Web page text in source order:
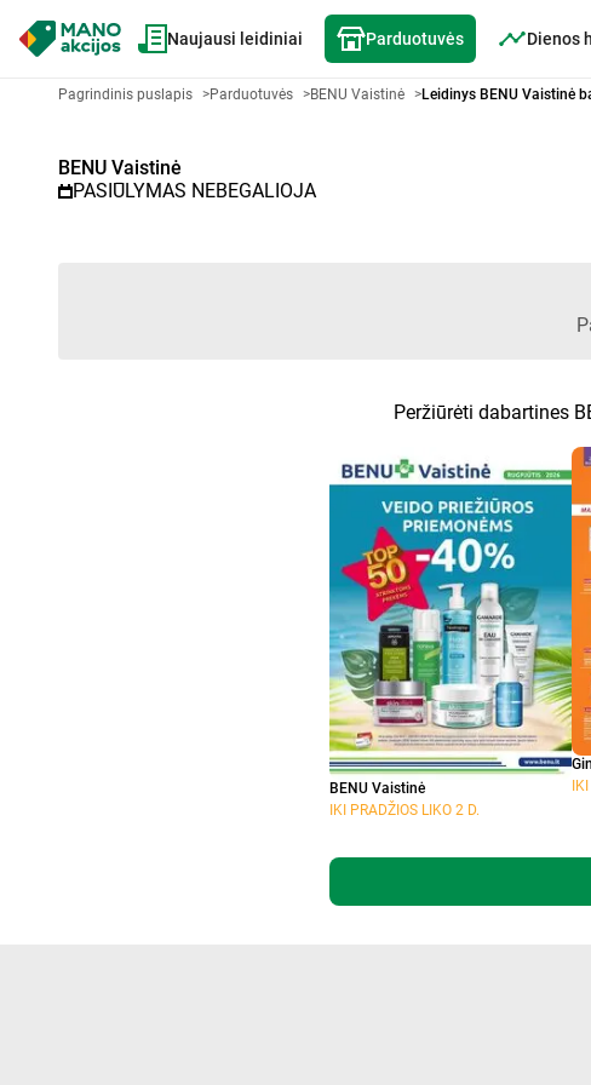
Naujausi leidiniai Parduotuvės Dienos
Akcijų lapelis BENU Vaistinė -
Pagrindinis puslapis >Parduotuvės >BENU Vaistinė >Leidinys BENU Vaistinė
BENU Vaistinė
PASIŪLYMAS NEBEGALIOJA
Peržiūrėti dabartines
BENU Vaistinė
IKI PRADŽIOS LIKO 2 D.